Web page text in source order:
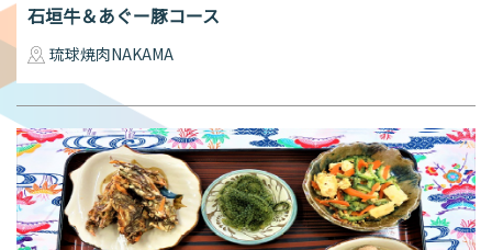
石垣牛＆あぐー豚コース
琉球焼肉NAKAMA